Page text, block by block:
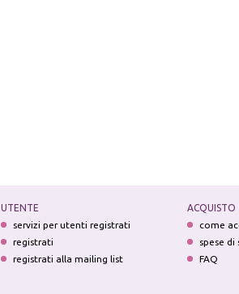
UTENTE
servizi per utenti registrati
registrati
registrati alla mailing list
ACQUISTO
come
spese di
FAQ